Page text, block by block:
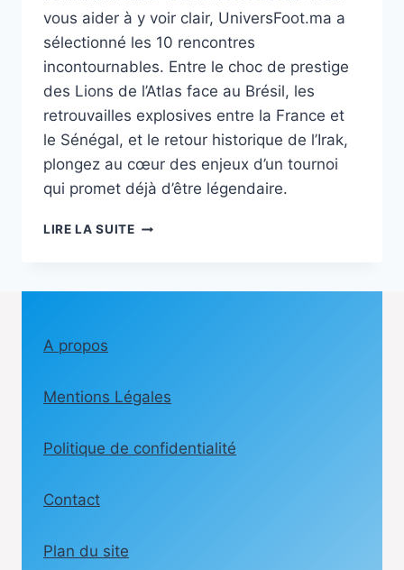
vous aider à y voir clair, UniversFoot.ma a
sélectionné les 10 rencontres
incontournables. Entre le choc de prestige
des Lions de l’Atlas face au Brésil, les
retrouvailles explosives entre la France et
le Sénégal, et le retour historique de l’Irak,
plongez au cœur des enjeux d’un tournoi
qui promet déjà d’être légendaire.
LIRE LA SUITE10
PHASE
DU
A propos
Mentions Légales
Politique de confidentialité
Contact
Plan du site